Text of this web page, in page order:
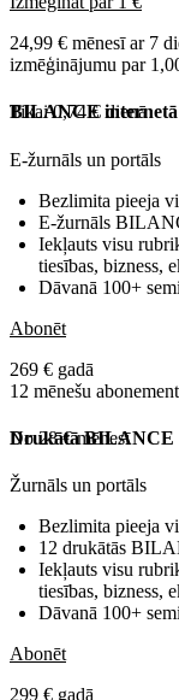
24,99 € mēnesī ar 7
izmēģinājumu par
Tikai 0,74 € dienā
BILANCE internetā
E-žurnāls un portāls
Bezlimita pieeja
E-žurnāls
Iekļauts visu
tiesības, bizness,
Dāvanā 100+
Abonēt
269 € gadā
12 mēnešu
No 28 € mēnesī
Drukātā BILANCE
Žurnāls un portāls
Bezlimita pieeja
12 drukātās
Iekļauts visu
tiesības, bizness,
Dāvanā 100+
Abonēt
299 € gadā